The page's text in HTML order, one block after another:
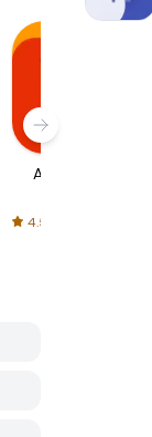
AliExpress
4.5